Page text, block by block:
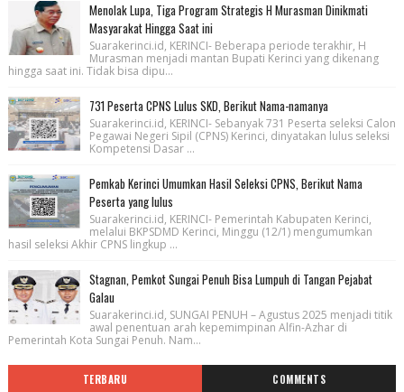
Menolak Lupa, Tiga Program Strategis H Murasman Dinikmati
Masyarakat Hingga Saat ini
Suarakerinci.id, KERINCI- Beberapa periode terakhir, H
Murasman menjadi mantan Bupati Kerinci yang dikenang
hingga saat ini. Tidak bisa dipu...
731 Peserta CPNS Lulus SKD, Berikut Nama-namanya
Suarakerinci.id, KERINCI- Sebanyak 731 Peserta seleksi Calon
Pegawai Negeri Sipil (CPNS) Kerinci, dinyatakan lulus seleksi
Kompetensi Dasar ...
Pemkab Kerinci Umumkan Hasil Seleksi CPNS, Berikut Nama
Peserta yang lulus
Suarakerinci.id, KERINCI- Pemerintah Kabupaten Kerinci,
melalui BKPSDMD Kerinci, Minggu (12/1) mengumumkan
hasil seleksi Akhir CPNS lingkup ...
Stagnan, Pemkot Sungai Penuh Bisa Lumpuh di Tangan Pejabat
Galau
Suarakerinci.id, SUNGAI PENUH – Agustus 2025 menjadi titik
awal penentuan arah kepemimpinan Alfin-Azhar di
Pemerintah Kota Sungai Penuh. Nam...
TERBARU COMMENTS